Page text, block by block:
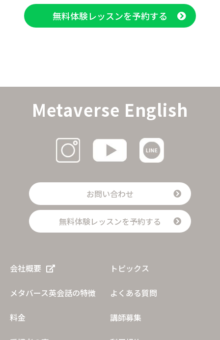
無料体験レッスンを予約する
Metaverse English
お問い合わせ
無料体験レッスンを予約する
会社概要
メタバース英会話の特徴
料金
トピックス
よくある質問
講師募集